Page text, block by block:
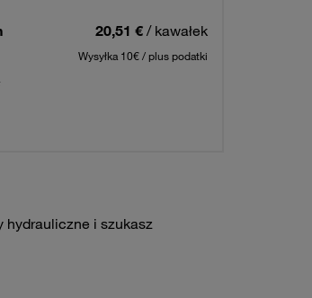
20,51 € / kawałek
Wysyłka 10€ / plus podatki
hydrauliczne i szukasz